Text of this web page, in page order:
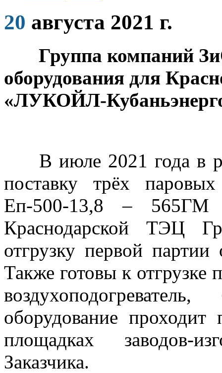
20 августа 2021 г.
Группа компаний ЗиО
оборудования для
«ЛУКОЙЛ-
В июле 2021 года в
поставку трёх
Еп-500-13,8 –
Краснодарской ТЭЦ
отгрузку первой партии
Также готовы к отгрузке
оборудование проходит
площадках заводов-
Заказчика.